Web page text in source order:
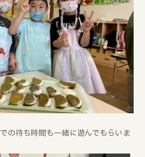
の待ち時間も一緒に遊んでもらいま